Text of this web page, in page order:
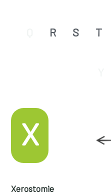
R S T
X
Xerostomie